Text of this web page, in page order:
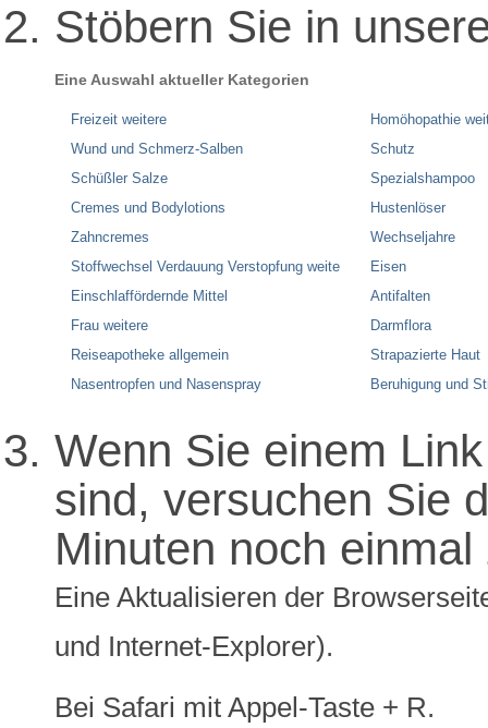
Stöbern Sie in
Eine Auswahl aktueller Kategorien
Freizeit weitere
Wund und Schmerz-Salben
Schüßler Salze
Cremes und Bodylotions
Zahncremes
Stoffwechsel Verdauung Verstopfung weite
Einschlaffördernde Mittel
Frau weitere
Reiseapotheke allgemein
Nasentropfen und Nasenspray
Homöhopathie
Schutz
Spezialshampoo
Hustenlöser
Wechseljahre
Eisen
Antifalten
Darmflora
Strapazierte Haut
Beruhigung und
Wenn Sie einem
sind, versuchen Sie
Minuten noch
Eine Aktualisieren der
und Internet-Explorer).
Bei Safari mit Appel-Taste + R.